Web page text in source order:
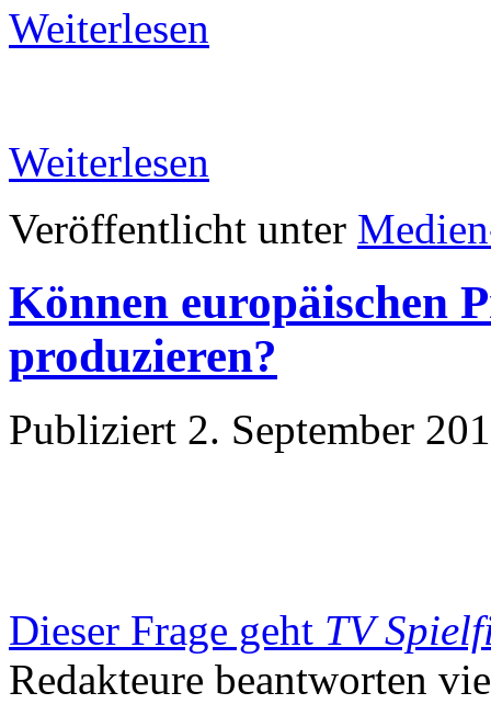
Weiterlesen
Weiterlesen
Veröffentlicht unter
Können europäischen
produzieren?
Publiziert 2. September
Dieser Frage geht TV
Redakteure beantworten